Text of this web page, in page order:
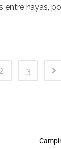
hayas,
2 3